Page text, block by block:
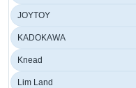
JOYTOY
KADOKAWA
Knead
Lim Land